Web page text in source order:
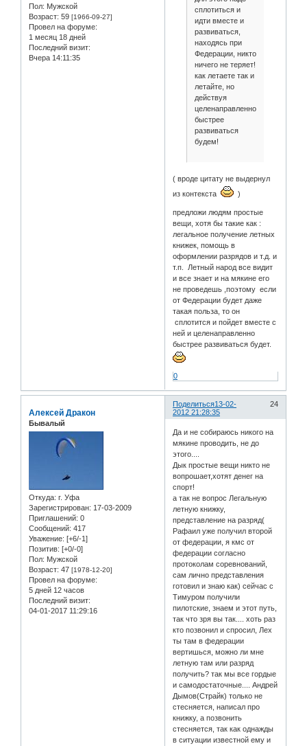
Пол: Мужской
Возраст: 59 [1966-09-27]
Провел на форуме:
1 месяц 18 дней
Последний визит:
Вчера 14:11:35
сплотиться и
идти вместе и
развиваться,
находясь при
Федерации, никто
ничего не теряет!
как летаете так и
летайте, но
действуя
целенаправленно
быстрее
развиваться
будем!
( вроде цитату не выдернул
из контекста
)
предложи людям простые
вещи, хотя бы такие как :
легальное получение летных
книжек, помощь в
оформлении разрядов и т.д. и
т.п. Летный народ все видит
и все знает и на мякине его
не проведешь ,поэтому если
от Федерации будет даже
такая польза, то он
сплотится и пойдет вместе с
ней и целенаправленно
быстрее развиваться будет.
0
Поделиться 24
13-02-
2012 21:28:35
Алексей Дракон
Бывалый
Откуда: г. Уфа
Зарегистрирован: 17-03-2009
Приглашений: 0
Сообщений: 417
Уважение: [+6/-1]
Позитив: [+0/-0]
Пол: Мужской
Возраст: 47 [1978-12-20]
Провел на форуме:
5 дней 12 часов
Последний визит:
04-01-2017 11:29:16
Да и не собираюсь никого на
мякине проводить, не до
этого....
Дык простые вещи никто не
вопрошает,хотят денег на
спорт!
а так не вопрос Легальную
летную книжку,
представление на разряд(
Рафаил уже получил второй
от федерации, я кмс от
федерации согласно
протоколам соревнований,
сам лично представления
готовил и знаю как) сейчас с
Тимуром получили
пилотские, знаем и этот путь,
так что зря вы так.... хоть раз
кто позвонил и спросил, Лех
ты там в федерации
вертишься, можно ли мне
летную там или разряд
получить? так мы все гордые
и самодостаточные.... Андрей
Дымов(Страйк) только не
стесняется, написал про
книжку, а позвонить
стесняется, так как однажды
в ситуации известной ему и